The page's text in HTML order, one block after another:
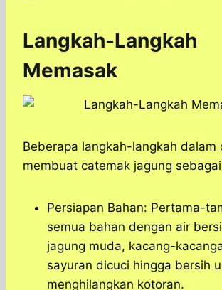
Langkah-Langkah
Memasak
Beberapa langkah-langkah dalam
membuat catemak jagung
Persiapan Bahan: Pertama-
semua bahan dengan air
jagung muda, kacang-
sayuran dicuci hingga bersih
menghilangkan kotoran.